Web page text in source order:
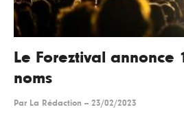
Le Foreztival annonce
noms
Par La Rédaction -- 23/02/2023